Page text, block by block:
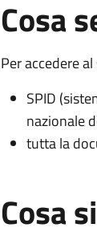
Cosa
Per accedere
SPID
nazionale
tutta la
Cosa